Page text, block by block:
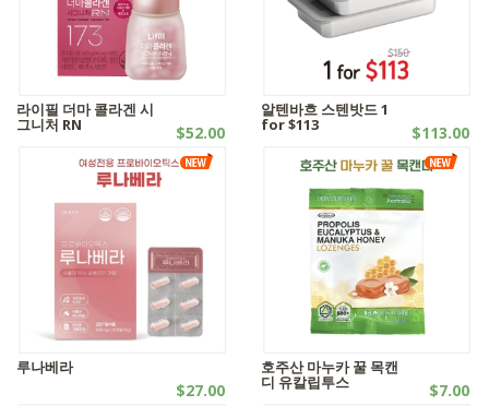
라이필 더마 콜라겐 시
그니처 RN $52.00
알텐바흐 스텐밧드 1
for $113 $113.00
루나베라
$27.00
호주산 마누카 꿀 목캔
디 유칼립투스 $7.00